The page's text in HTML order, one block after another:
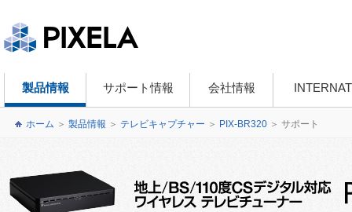
製品情報 サポート情報 会社情報
ホーム ＞ 製品情報 ＞ テレビキャプチャー ＞ PIX-BR320 ＞ サポート